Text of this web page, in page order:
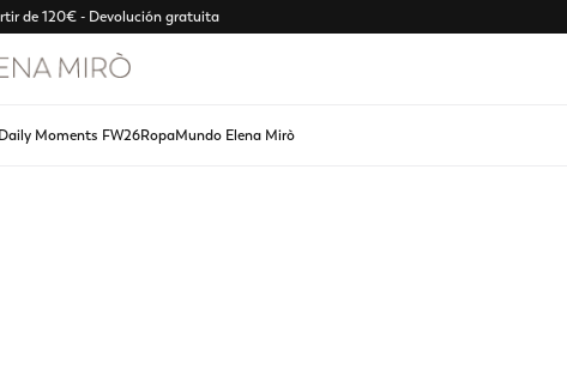
de 120€ - Devolución gratuita
Daily Moments FW26RopaMundo Elena Mirò